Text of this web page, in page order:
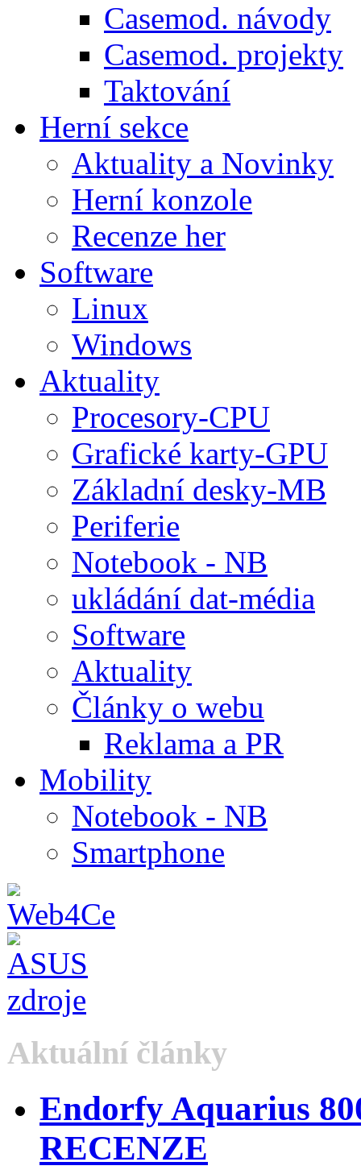
Casemod. návody
Casemod. projekty
Taktování
Herní sekce
Aktuality a Novinky
Herní konzole
Recenze her
Software
Linux
Windows
Aktuality
Procesory-CPU
Grafické karty-GPU
Základní desky-MB
Periferie
Notebook - NB
ukládání dat-média
Software
Aktuality
Články o webu
Reklama a PR
Mobility
Notebook - NB
Smartphone
Aktuální články
Endorfy Aquarius
RECENZE